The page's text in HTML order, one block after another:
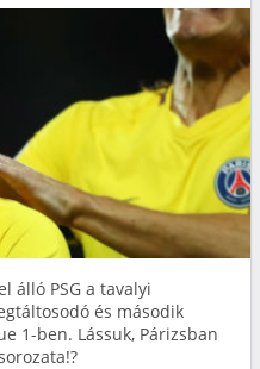
álló PSG a tavalyi
és második
1-ben. Lássuk, Párizsban